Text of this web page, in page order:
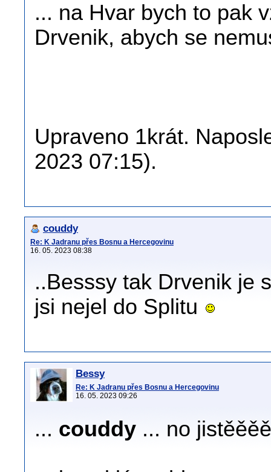
... na Hvar bych to pak
Drvenik, abych se
Upraveno 1krát.
2023 07:15).
couddy
Re: K Jadranu přes Bosnu a Hercegovinu
16. 05. 2023 08:38
..Besssy tak Drvenik je
jsi nejel do Splitu
Bessy
Re: K Jadranu přes Bosnu a Hercegovinu
16. 05. 2023 09:26
... couddy ... no